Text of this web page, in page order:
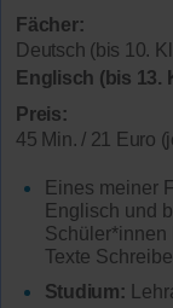
Fächer:
Deutsch (bis 10.
Englisch (bis 13.
Preis:
45 Min. / 21 Euro
Eines meiner
Englisch und
Schüler*innen
Texte
Studium: